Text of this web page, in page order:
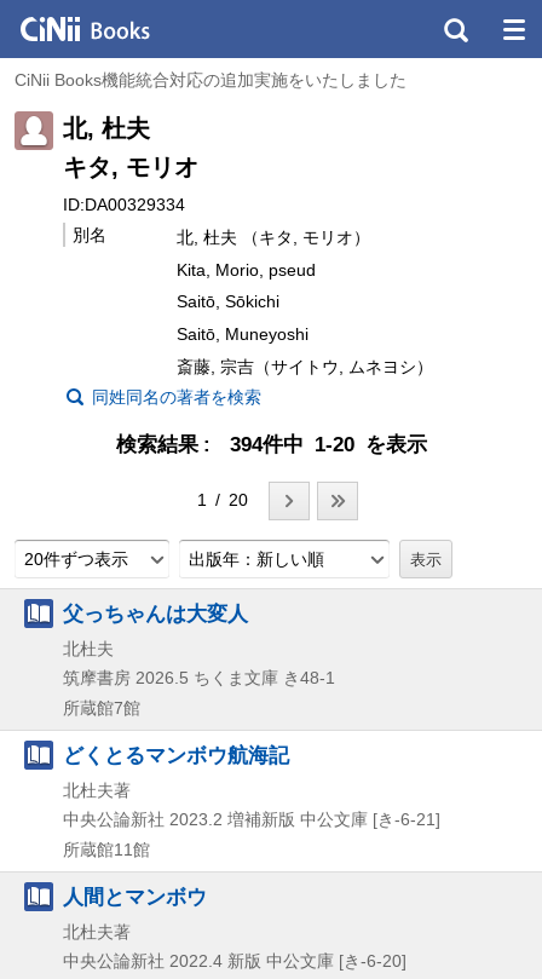
CiNii Books機能統合対応の追加実施をいたしました
北, 杜夫
キタ, モリオ
ID:DA00329334
別名
北, 杜夫 （キタ, モリオ）
Kita, Morio, pseud
Saitō, Sōkichi
Saitō, Muneyoshi
斎藤, 宗吉（サイトウ, ムネヨシ）
同姓同名の著者を検索
検索結果 394件中 1-20 を表示
1 / 20
20件ずつ表示 出版年：新しい順
父っちゃんは大変人
北杜夫
筑摩書房 2026.5 ちくま文庫 き48-1
所蔵館7館
どくとるマンボウ航海記
北杜夫著
中央公論新社 2023.2 増補新版 中公文庫 [き-6-21]
所蔵館11館
人間とマンボウ
北杜夫著
中央公論新社 2022.4 新版 中公文庫 [き-6-20]